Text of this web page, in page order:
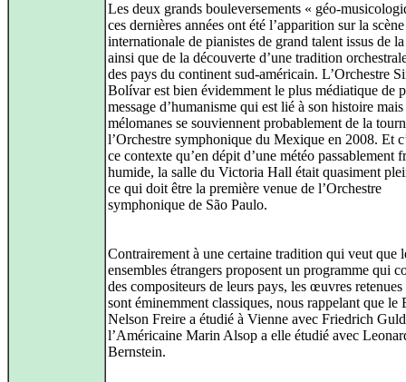
Les deux grands bouleversements « géo-
ces dernières années ont été l’apparition sur la scène
internationale de pianistes de grand talent issus de
ainsi que de la découverte d’une tradition
des pays du continent sud-américain. L’Orchestre
Bolívar est bien évidemment le plus médiatique de
message d’humanisme qui est lié à son histoire
mélomanes se souviennent probablement de la
l’Orchestre symphonique du Mexique en 2008. Et
ce contexte qu’en dépit d’une météo passablement
humide, la salle du Victoria Hall était quasiment
ce qui doit être la première venue de l’Orchestre
symphonique de São Paulo.
Contrairement à une certaine tradition qui veut que
ensembles étrangers proposent un programme qui
des compositeurs de leurs pays, les œuvres retenues
sont éminemment classiques, nous rappelant que le
Nelson Freire a étudié à Vienne avec Friedrich
l’Américaine Marin Alsop a elle étudié avec
Bernstein.